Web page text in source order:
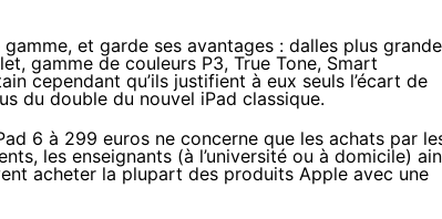
et garde ses avantages : dalles plus
gamme de couleurs P3, True Tone, Smart
cependant qu’ils justifient à eux seuls l’écart de
du double du nouvel iPad classique.
6 à 299 euros ne concerne que les achats par
les enseignants (à l’université ou à domicile)
acheter la plupart des produits Apple avec une